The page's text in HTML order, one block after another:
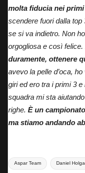
molta fiducia nei
scendere fuori dalla
se si va indietro. Non
orgogliosa e così felice.
duramente, ottenere
avevo la pelle d’oca,
giri ed ero tra i primi 3 e
squadra mi sta
righe. È un
ma stiamo andando
Tags:
Aspar Team Daniel